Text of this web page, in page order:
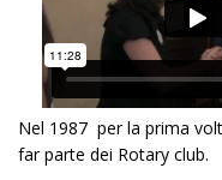
Nel 1987 per la prima
far parte dei Rotary club.